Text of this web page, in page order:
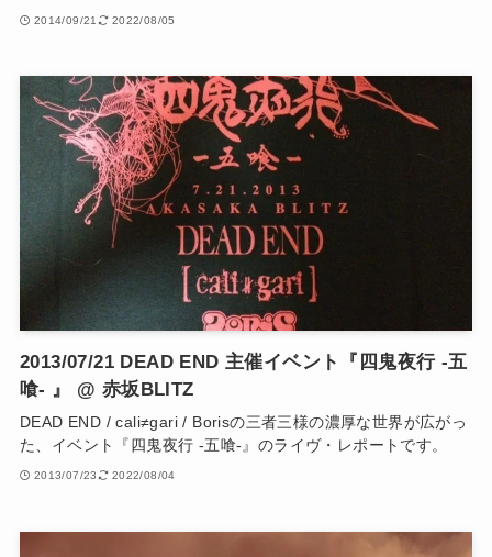
2014/09/21 2022/08/05
2013/07/21 DEAD END 主催イベント『四鬼夜行 -五
喰- 』 @ 赤坂BLITZ
DEAD END / cali≠gari / Borisの三者三様の濃厚な世界が広がっ
た、イベント『四鬼夜行 -五喰-』のライヴ・レポートです。
2013/07/23 2022/08/04